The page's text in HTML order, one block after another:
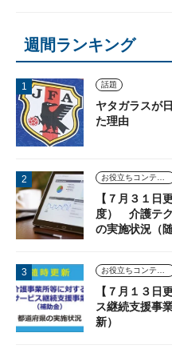
週間ランキング
話題
ヤタガラスが
た理由
お役立ちコンテンツ
【７月３１日
度） 介護テ
の実施状況（
お役立ちコンテンツ
【７月１３日
ス継続支援事
新）